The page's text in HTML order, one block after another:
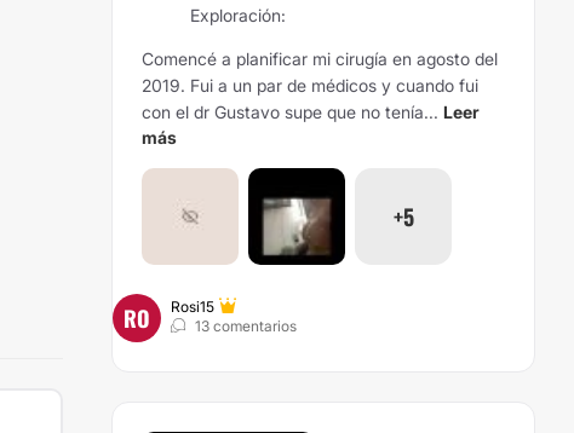
Exploración:
Comencé a planificar mi cirugía en agosto del
2019. Fui a un par de médicos y cuando fui
con el dr Gustavo supe que no tenía... Leer
más
+5
RO
Rosi15
13 comentarios